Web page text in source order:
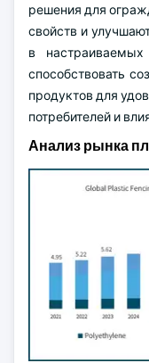
решения для
свойств и
в
способствовать
продуктов для
потребителей и
Анализ рынка